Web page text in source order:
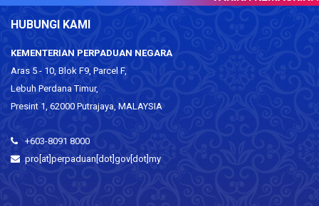
HUBUNGI KAMI
KEMENTERIAN PERPADUAN NEGARA
Aras 5 - 10, Blok F9, Parcel F,
Lebuh Perdana Timur,
Presint 1, 62000 Putrajaya, MALAYSIA
+603-8091 8000
pro[at]perpaduan[dot]gov[dot]my